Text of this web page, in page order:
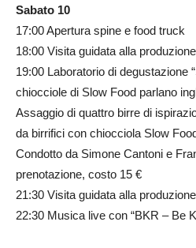
Sabato 10
17:00 Apertura spine e food truck
18:00 Visita guidata alla
19:00 Laboratorio di degustazione
chiocciole di Slow Food parlano
Assaggio di quattro birre di
da birrifici con chiocciola Slow
Condotto da Simone Cantoni e
prenotazione, costo 15 €
21:30 Visita guidata alla
22:30 Musica live con “BKR – Be